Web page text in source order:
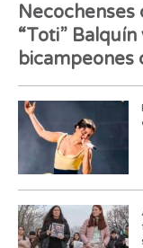
Necochenses
“Toti”
bicampeones